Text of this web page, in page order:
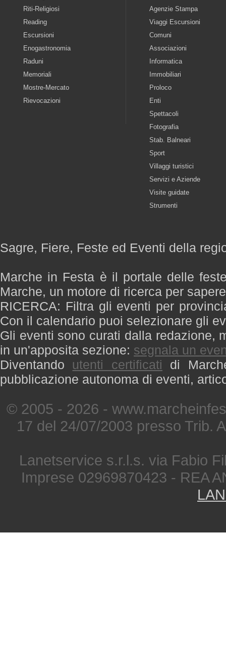
Riti-Religiosi
Reading
Escursioni
Enogastronomia
Raduni
Memoriali
Mostre-Mercato
Rievocazioni
Agenzie Stampa
Viaggi Escursioni
Comuni
Associazioni
Informatica
Immobiliari
Proloco
Enti
Spettacoli
Fotografia
Stab. Balneari
Sport
Villaggi turistici
Servizi e Aziende
Visite guidate
Strumenti
Sagre, Fiere, Feste ed Eventi della
Marche in Festa è il portale delle
Marche, un motore di ricerca per
RICERCA: Filtra gli eventi per
Con il calendario puoi selezionare gli
Gli eventi sono curati dalla redazione,
in un'apposita sezione: segnala un
Diventando utenti certificati di
pubblicazione autonoma di eventi,
© 2005 - 2026 -
17 del 24/07/2003 presso Trib.
Lanetservice s.r.l.s. via Fabio
Imprese 02969870423 - REA